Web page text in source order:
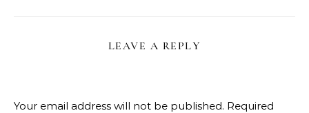
LEAVE A REPLY
Your email address will not be published. Required